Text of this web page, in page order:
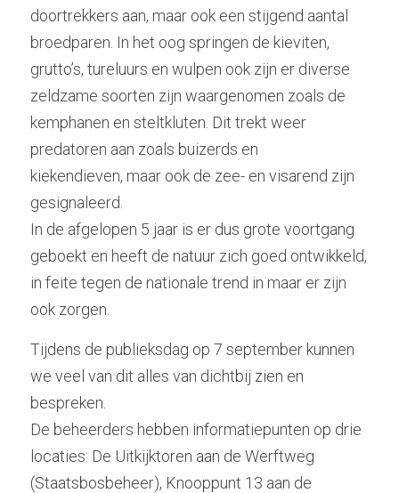
doortrekkers aan, maar ook een stijgend aantal
broedparen. In het oog springen de kieviten,
grutto’s, tureluurs en wulpen ook zijn er diverse
zeldzame soorten zijn waargenomen zoals de
kemphanen en steltkluten. Dit trekt weer
predatoren aan zoals buizerds en
kiekendieven, maar ook de zee- en visarend zijn
gesignaleerd.
In de afgelopen 5 jaar is er dus grote voortgang
geboekt en heeft de natuur zich goed ontwikkeld,
in feite tegen de nationale trend in maar er zijn
ook zorgen.
Tijdens de publieksdag op 7 september kunnen
we veel van dit alles van dichtbij zien en
bespreken.
De beheerders hebben informatiepunten op drie
locaties: De Uitkijktoren aan de Werftweg
(Staatsbosbeheer), Knooppunt 13 aan de